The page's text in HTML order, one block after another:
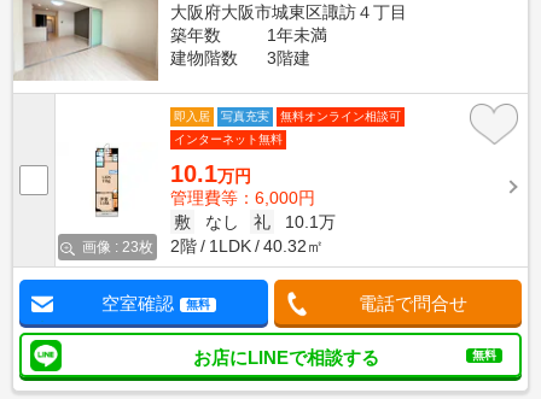
大阪府大阪市城東区諏訪４丁目
築年数
1年未満
建物階数
3階建
画像 : 23枚
即入居 写真充実
無料オンライン相談可
インターネット無料
10.1万円
管理費等：6,000円
敷
なし 礼
10.1万
2階
1LDK 40.32㎡
空室確認 無料 電話で問合せ
お店にLINEで相談する 無料